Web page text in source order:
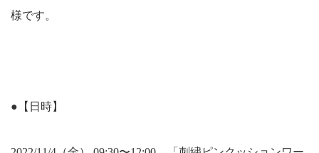
様です。
●【日時】